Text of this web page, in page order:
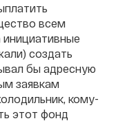
всем
создать
бы адресную
заявкам
кому-
этот фонд